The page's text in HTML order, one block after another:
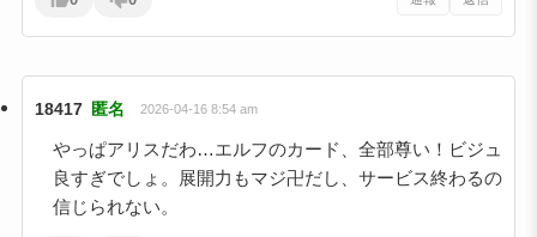
18417 匿名 2026-04-16 8:54 am
やっぱアリスだわ…エルフのカード、全部尊い！ビジュ
良すぎでしょ。展開力もマジ卍だし、サービス終わるの
信じられない。